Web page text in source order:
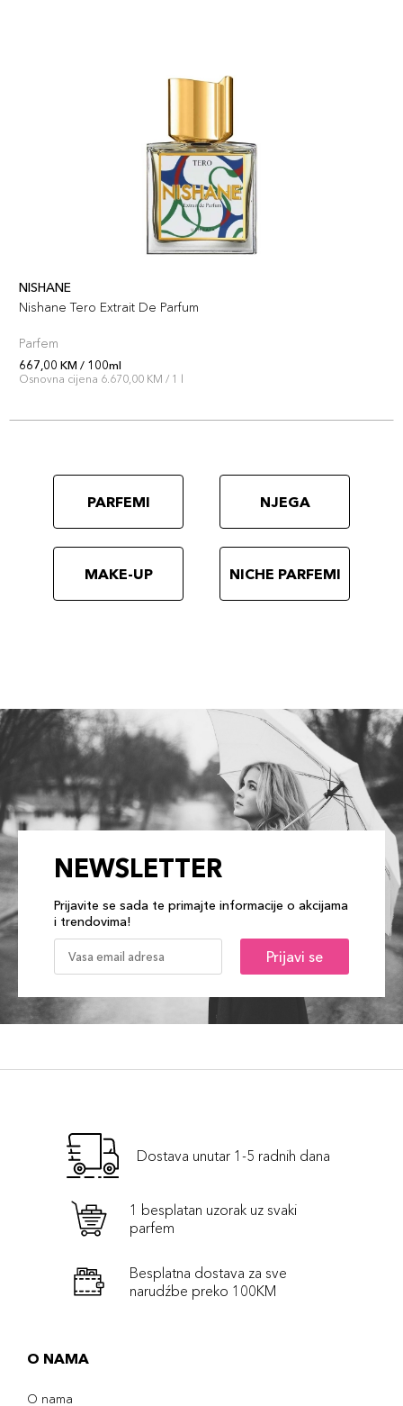
NISHANE
Nishane Tero Extrait De Parfum
Parfem
667,00 KM / 100ml
Osnovna cijena 6.670,00 KM / 1 l
PARFEMI NJEGA
MAKE-UP NICHE PARFEMI
NEWSLETTER
Prijavite se sada te primajte informacije o akcijama
i trendovima!
Prijavi se
Dostava unutar 1-5 radnih dana
1 besplatan uzorak uz svaki
parfem
Besplatna dostava za sve
narudźbe preko 100KM
O NAMA
O nama